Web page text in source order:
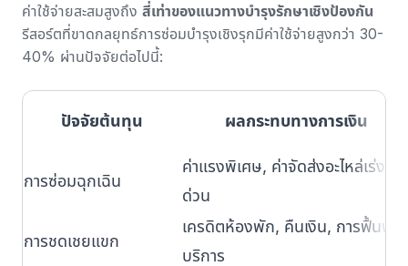
ค่าใช้จ่ายสะสมสูงถึง สี่เท่าของแนวทางบำรุงรักษาเชิงป้องกัน
รีสอร์ตที่ขาดกลยุทธ์การซ่อมบำรุงเชิงรุกมีค่าใช้จ่ายสูงกว่า 30-
40% ผ่านปัจจัยต่อไปนี้:
ปัจจัยต้นทุน ผลกระทบทางการเงิน
การซ่อมฉุกเฉิน
ค่าแรงพิเศษ, ค่าจัดส่งอะไหล่เร่ง
ด่วน
การชดเชยแขก
เครดิตห้องพัก, คืนเงิน, การฟื้นฟู
บริการ